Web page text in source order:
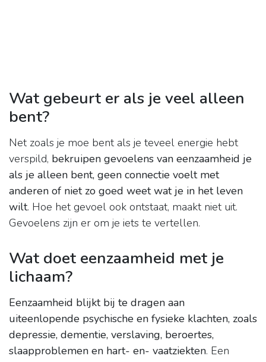
Wat gebeurt er als je veel alleen
bent?
Net zoals je moe bent als je teveel energie hebt
verspild, bekruipen gevoelens van eenzaamheid je
als je alleen bent, geen connectie voelt met
anderen of niet zo goed weet wat je in het leven
wilt. Hoe het gevoel ook ontstaat, maakt niet uit.
Gevoelens zijn er om je iets te vertellen.
Wat doet eenzaamheid met je
lichaam?
Eenzaamheid blijkt bij te dragen aan
uiteenlopende psychische en fysieke klachten, zoals
depressie, dementie, verslaving, beroertes,
slaapproblemen en hart- en- vaatziekten. Een